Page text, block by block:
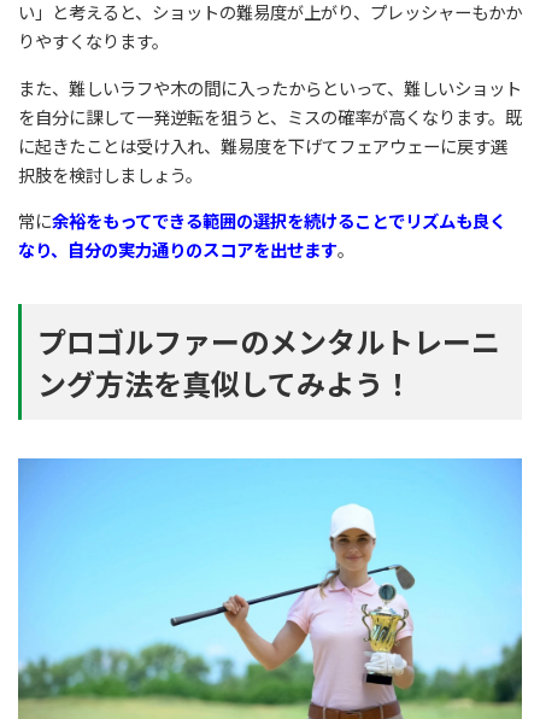
い」と考えると、ショットの難易度が上がり、プレッシャーもかか
りやすくなります。
また、難しいラフや木の間に入ったからといって、難しいショット
を自分に課して一発逆転を狙うと、ミスの確率が高くなります。既
に起きたことは受け入れ、難易度を下げてフェアウェーに戻す選
択肢を検討しましょう。
常に余裕をもってできる範囲の選択を続けることでリズムも良く
なり、自分の実力通りのスコアを出せます。
プロゴルファーのメンタルトレーニ
ング方法を真似してみよう！